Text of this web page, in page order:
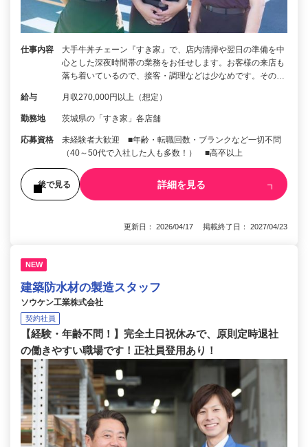
仕事内容
大手牛丼チェーン『すき家』で、店内清掃や翌日の準備を中
心とした深夜時間帯の業務をお任せします。お客様の来店も
落ち着いているので、接客・調理などは少なめです。その…
給与 月収270,000円以上（想定）
勤務地 茨城県の「すき家」各店舗
応募資格
未経験者大歓迎 ■年齢・転職回数・ブランクなど一切不問
（40～50代で入社した人も多数！） ■高卒以上
後で見る 詳細を見る
更新日： 2026/04/17 掲載終了日： 2027/04/23
NEW
建築防水材の製造スタッフ
ソウケン工業株式会社
契約社員
【経験・年齢不問！】完全土日祝休みで、原則定時退社
の働きやすい職場です！正社員登用あり！